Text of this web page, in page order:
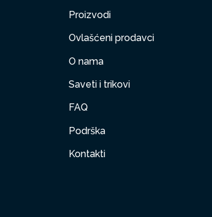
Proizvodi
Ovlašćeni prodavci
O nama
Saveti i trikovi
FAQ
Podrška
Kontakti